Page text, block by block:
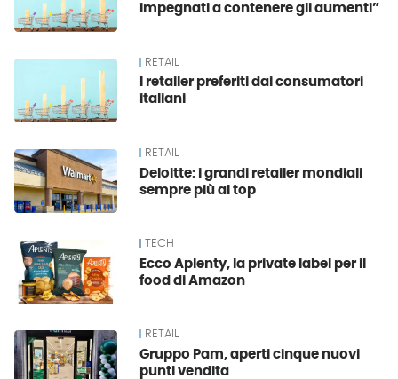
impegnati a contenere gli aumenti”
RETAIL
I retailer preferiti dai consumatori
italiani
RETAIL
Deloitte: i grandi retailer mondiali
sempre più al top
TECH
Ecco Aplenty, la private label per il
food di Amazon
RETAIL
Gruppo Pam, aperti cinque nuovi
punti vendita